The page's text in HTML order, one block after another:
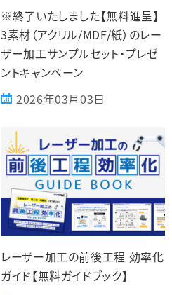
※終了いたしました【無料進呈】
3素材（アクリル/MDF/紙）のレー
ザー加工サンプルセット・プレゼ
ントキャンペーン
2026年03月03日
レーザー加工の前後工程 効率化
ガイド【無料ガイドブック】